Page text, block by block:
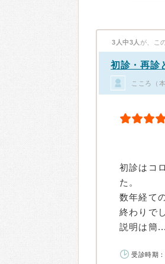
3人中3人 が、こ
初診・再診
こころ（
初診はコ
た。
数年経て
終わりで
説明は簡...
受診時期